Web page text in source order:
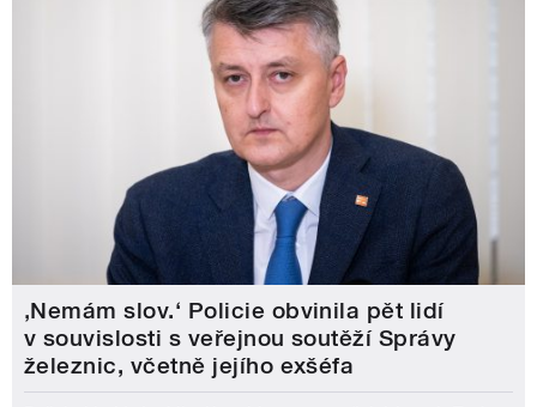
‚Nemám slov.‘ Policie obvinila pět lidí
v souvislosti s veřejnou soutěží Správy
železnic, včetně jejího exšéfa